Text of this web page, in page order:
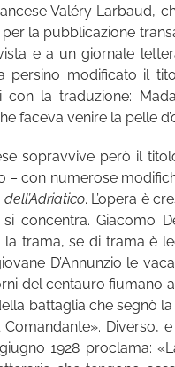
Valéry Larbaud,
la pubblicazione
e a un giornale
persino modificato il
la traduzione:
faceva venire la pelle
sopravvive però il
con numerose
. L’opera è
concentra. Giacomo
trama, se di trama è
D’Annunzio le
del centauro fiumano
battaglia che segnò
Diverso,
giugno 1928 proclama: